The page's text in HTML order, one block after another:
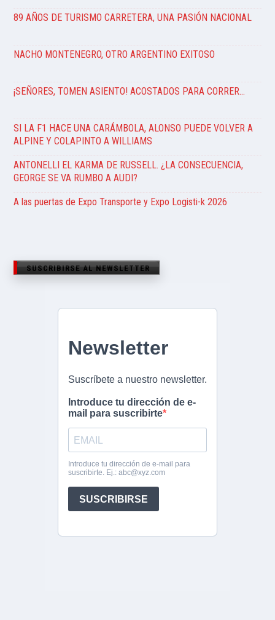
89 AÑOS DE TURISMO CARRETERA, UNA PASIÓN NACIONAL
NACHO MONTENEGRO, OTRO ARGENTINO EXITOSO
¡SEÑORES, TOMEN ASIENTO! ACOSTADOS PARA CORRER…
SI LA F1 HACE UNA CARÁMBOLA, ALONSO PUEDE VOLVER A
ALPINE Y COLAPINTO A WILLIAMS
ANTONELLI EL KARMA DE RUSSELL. ¿LA CONSECUENCIA,
GEORGE SE VA RUMBO A AUDI?
A las puertas de Expo Transporte y Expo Logisti-k 2026
SUSCRIBIRSE AL NEWSLETTER